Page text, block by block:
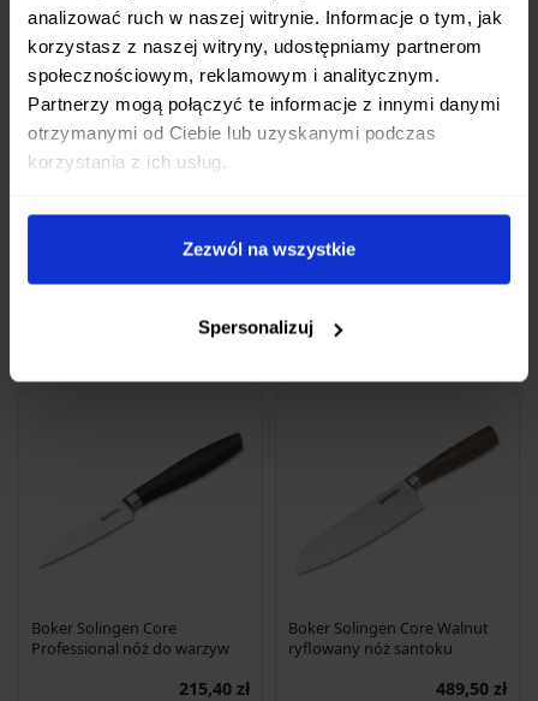
analizować ruch w naszej witrynie. Informacje o tym, jak
korzystasz z naszej witryny, udostępniamy partnerom
społecznościowym, reklamowym i analitycznym.
Partnerzy mogą połączyć te informacje z innymi danymi
otrzymanymi od Ciebie lub uzyskanymi podczas
korzystania z ich usług.
Zezwól na wszystkie
Spersonalizuj
Ten produkt nie ma jeszcze opinii.
Dodaj pierwszą opinię
Może Cię zainteresować
Boker Solingen Core
Professional nóż do warzyw
215,40 zł
Boker Solingen Core Walnut
ryflowany nóż santoku
489,50 zł